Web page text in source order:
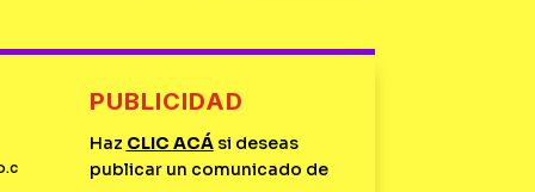
PUBLICIDAD
Haz CLIC ACÁsi deseas
publicar un comunicado de